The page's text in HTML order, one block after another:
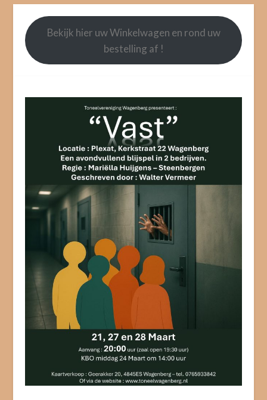
Bekijk hier uw Winkelwagen en rond uw
bestelling af !